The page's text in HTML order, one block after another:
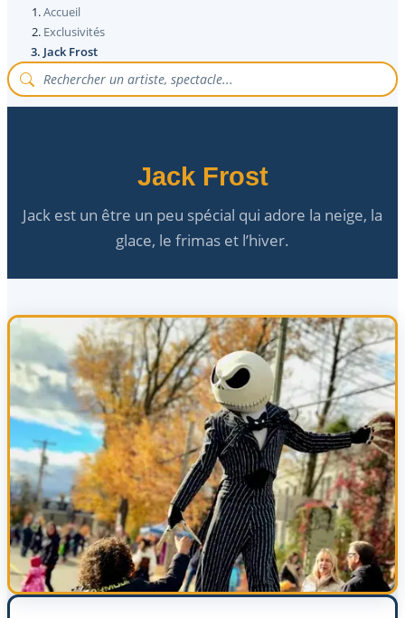
Accueil
Exclusivités
Jack Frost
Jack Frost
Jack est un être un peu spécial qui adore la neige, la
glace, le frimas et l’hiver.